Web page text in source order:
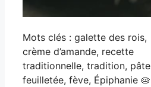
Mots clés : galette des rois,
crème d’amande, recette
traditionnelle, tradition, pâte
feuilletée, fève, Épiphanie 🥧